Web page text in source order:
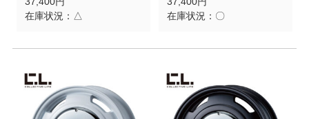
在庫状況： △
在庫状況： 〇